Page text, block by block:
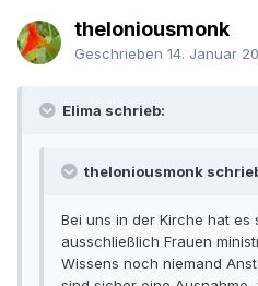
theloniousmonk
Geschrieben 14. Januar
Elima schrieb:
theloniousmonk
Bei uns in der Kirche hat es
ausschließlich Frauen
Wissens noch niemand